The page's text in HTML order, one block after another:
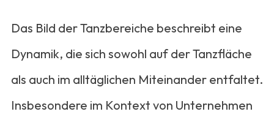
Das Bild der Tanzbereiche beschreibt eine
Dynamik, die sich sowohl auf der Tanzfläche
als auch im alltäglichen Miteinander entfaltet.
Insbesondere im Kontext von Unternehmen